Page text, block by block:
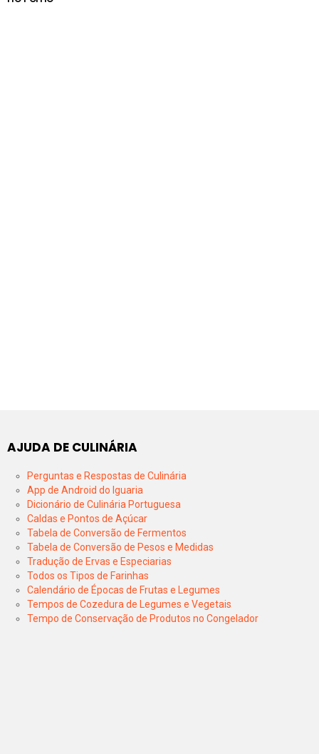
AJUDA DE CULINÁRIA
Perguntas e Respostas de Culinária
App de Android do Iguaria
Dicionário de Culinária Portuguesa
Caldas e Pontos de Açúcar
Tabela de Conversão de Fermentos
Tabela de Conversão de Pesos e Medidas
Tradução de Ervas e Especiarias
Todos os Tipos de Farinhas
Calendário de Épocas de Frutas e Legumes
Tempos de Cozedura de Legumes e Vegetais
Tempo de Conservação de Produtos no Congelador